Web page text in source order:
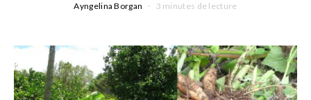
Ayngelina Borgan 3 minutes de lecture